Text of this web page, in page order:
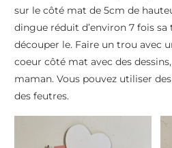
sur le côté mat de 5cm de
dingue réduit d’environ 7 fois sa
découper le. Faire un trou avec
coeur côté mat avec des
maman. Vous pouvez utiliser
des feutres.